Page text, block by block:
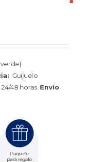
Guijuelo
24/48 horas. Envío